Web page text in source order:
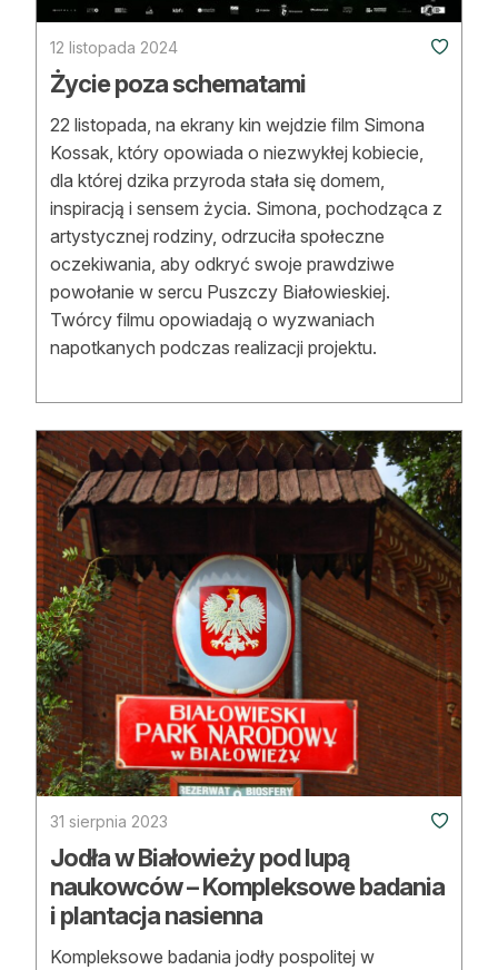
12 listopada 2024
Życie poza schematami
22 listopada, na ekrany kin wejdzie film Simona
Kossak, który opowiada o niezwykłej kobiecie,
dla której dzika przyroda stała się domem,
inspiracją i sensem życia. Simona, pochodząca z
artystycznej rodziny, odrzuciła społeczne
oczekiwania, aby odkryć swoje prawdziwe
powołanie w sercu Puszczy Białowieskiej.
Twórcy filmu opowiadają o wyzwaniach
napotkanych podczas realizacji projektu.
31 sierpnia 2023
Jodła w Białowieży pod lupą
naukowców – Kompleksowe badania
i plantacja nasienna
Kompleksowe badania jodły pospolitej w